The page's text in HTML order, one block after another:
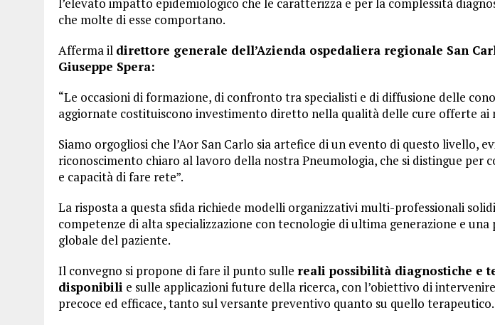
che molte di esse comportano.
Afferma il direttore generale dell’Azienda ospedaliera regionale San
Giuseppe Spera:
“Le occasioni di formazione, di confronto tra specialisti e di diffusione delle
aggiornate costituiscono investimento diretto nella qualità delle cure offerte ai
Siamo orgogliosi che l’Aor San Carlo sia artefice di un evento di questo livello,
riconoscimento chiaro al lavoro della nostra Pneumologia, che si distingue per
e capacità di fare rete”.
La risposta a questa sfida richiede modelli organizzativi multi-professionali
competenze di alta specializzazione con tecnologie di ultima generazione e una
globale del paziente.
Il convegno si propone di fare il punto sulle reali possibilità diagnostiche e
disponibili e sulle applicazioni future della ricerca, con l’obiettivo di
precoce ed efficace, tanto sul versante preventivo quanto su quello terapeutico.